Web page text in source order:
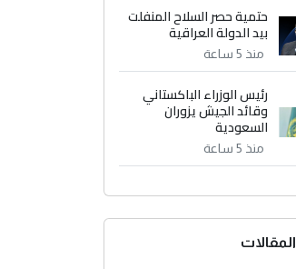
حتمية حصر السلاح المنفلت
بيد الدولة العراقية
منذ 5 ساعة
رئيس الوزراء الباكستاني
وقائد الجيش يزوران
السعودية
منذ 5 ساعة
المقالات